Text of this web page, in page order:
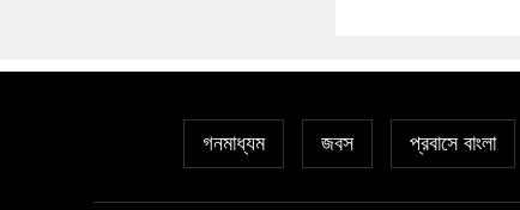
গনমাধ্যম জবস প্রবাসে বাংলা